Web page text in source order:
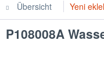
Übersicht Yeni
P108008A